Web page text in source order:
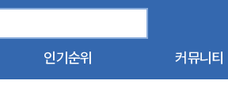
인기순위 커뮤니티